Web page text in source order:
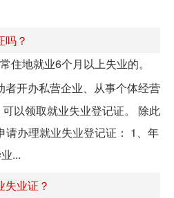
吗？
住地就业6个月以上失业的。
者开办私营企业、从事个体经营
以领取就业失业登记证。 除此
请办理就业失业登记证： 1、年
...
业证？